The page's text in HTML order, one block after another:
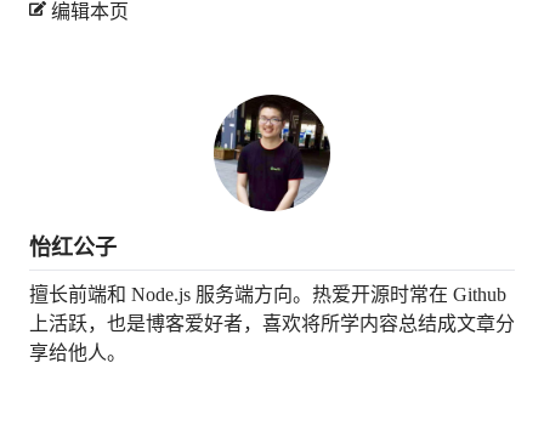
编辑本页
怡红公子
擅长前端和 Node.js 服务端方向。热爱开源时常在 Github
上活跃，也是博客爱好者，喜欢将所学内容总结成文章分
享给他人。